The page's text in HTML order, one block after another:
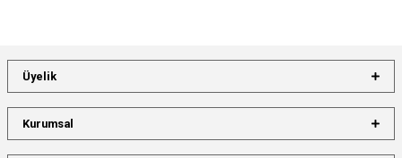
Üyelik
Kurumsal